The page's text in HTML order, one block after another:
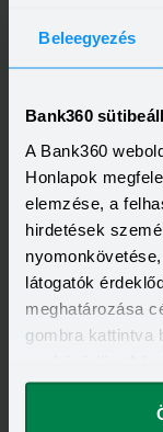
Beleegyezés
Bank360
A Bank360
Honlapok
elemzése, a
hirdetések
látogatók
meghatározása
gombra kattintva
LÍZING